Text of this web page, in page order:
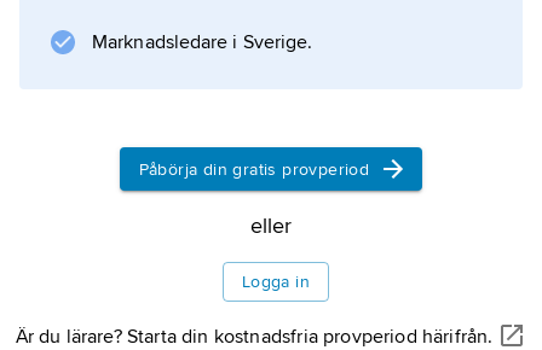
Marknadsledare i Sverige.
Påbörja din gratis provperiod
eller
Logga in
Är du lärare? Starta din kostnadsfria provperiod härifrån.